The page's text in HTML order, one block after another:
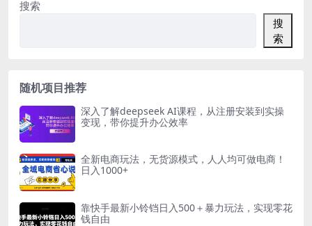
搜索
搜
索
随机项目推荐
深入了解deepseek AI课程，从注册安装到实操
变现，带你提升办公效率
全新电商玩法，无货源模式，人人均可做电商！
日入1000+
靠快手最新小铃铛日入500＋暴力玩法，实现零花
钱自由